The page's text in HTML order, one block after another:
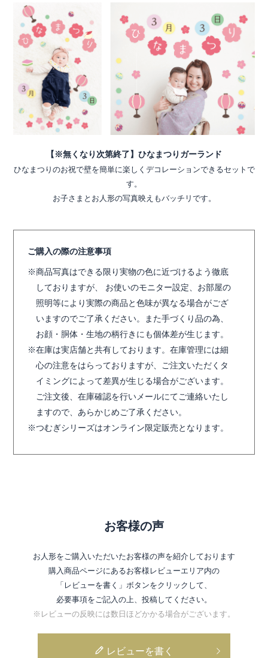
【※無くなり次第終了】ひなまつりガーランド
ひなまつりのお祝で壁を簡単に楽しくデコレーションできるセットで
す。
お子さまとお人形の写真映えもバッチリです。
ご購入の際の注意事項
商品写真はできる限り実物の色に近づけるよう徹底
しておりますが、 お使いのモニター設定、お部屋の
照明等により実際の商品と色味が異なる場合がござ
いますのでご了承ください。また手づくり品の為、
お顔・胴体・生地の柄行きにも個体差が生じます。
在庫は実店舗と共有しております。在庫管理には細
心の注意をはらっておりますが、ご注文いただくタ
イミングによって差異が生じる場合がございます。
ご注文後、在庫確認を行いメールにてご連絡いたし
ますので、あらかじめご了承ください。
つむぎシリーズはオンライン限定販売となります。
お客様の声
お人形をご購入いただいたお客様の声を紹介しております
購入商品ページにあるお客様レビューエリア内の
「レビューを書く」ボタンをクリックして、
必要事項をご記入の上、投稿してください。
※レビューの反映には数日ほどかかる場合がございます。
レビューを書く